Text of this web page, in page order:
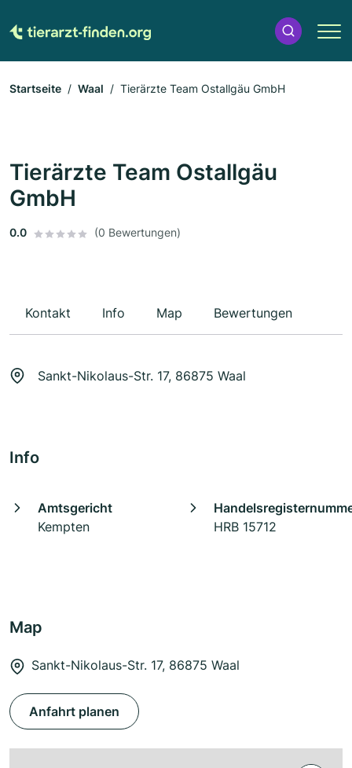
Startseite Waal Tierärzte Team Ostallgäu GmbH
Tierärzte Team Ostallgäu
GmbH
0.0 (0 Bewertungen)
Kontakt Info Map Bewertungen
Sankt-Nikolaus-Str. 17, 86875 Waal
Info
Amtsgericht
Kempten
HRB 15712
Map
Sankt-Nikolaus-Str. 17, 86875 Waal
Anfahrt planen